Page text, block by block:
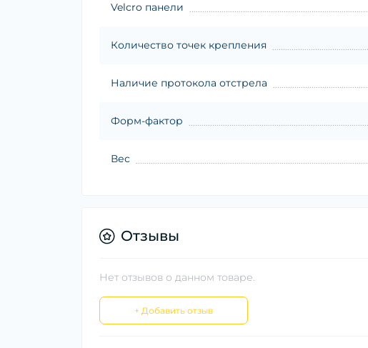
Velcro панели
Количество точек крепления
Наличие протокола отстрела
Форм-фактор
Вес
Отзывы
Нет отзывов о данном товаре.
+ Добавить отзыв